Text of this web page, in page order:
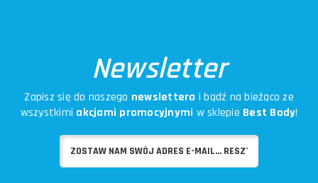
Newsletter
Zapisz się do naszego newslettera i bądź na bieżąco ze
wszystkimi akcjami promocyjnymi w sklepie Best Body!